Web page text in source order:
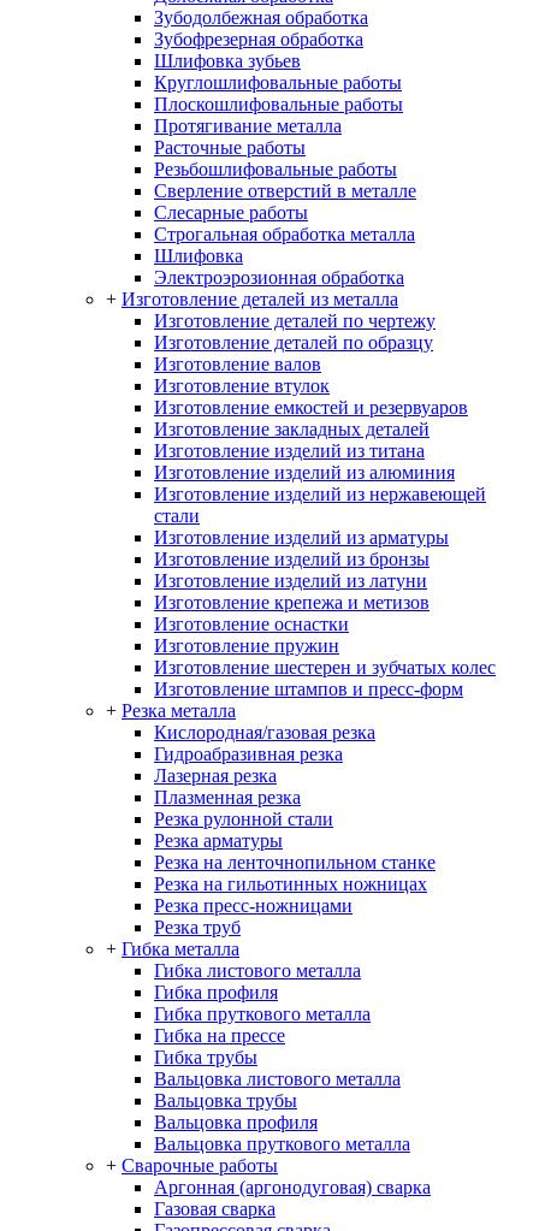
Зубодолбежная обработка
Зубофрезерная обработка
Шлифовка зубьев
Круглошлифовальные работы
Плоскошлифовальные работы
Протягивание металла
Расточные работы
Резьбошлифовальные работы
Сверление отверстий в металле
Слесарные работы
Строгальная обработка металла
Шлифовка
Электроэрозионная обработка
+ Изготовление деталей из металла
Изготовление деталей по чертежу
Изготовление деталей по образцу
Изготовление валов
Изготовление втулок
Изготовление емкостей и резервуаров
Изготовление закладных деталей
Изготовление изделий из титана
Изготовление изделий из алюминия
Изготовление изделий из нержавеющей
стали
Изготовление изделий из арматуры
Изготовление изделий из бронзы
Изготовление изделий из латуни
Изготовление крепежа и метизов
Изготовление оснастки
Изготовление пружин
Изготовление шестерен и зубчатых колес
Изготовление штампов и пресс-форм
+ Резка металла
Кислородная/газовая резка
Гидроабразивная резка
Лазерная резка
Плазменная резка
Резка рулонной стали
Резка арматуры
Резка на ленточнопильном станке
Резка на гильотинных ножницах
Резка пресс-ножницами
Резка труб
+ Гибка металла
Гибка листового металла
Гибка профиля
Гибка пруткового металла
Гибка на прессе
Гибка трубы
Вальцовка листового металла
Вальцовка трубы
Вальцовка профиля
Вальцовка пруткового металла
+ Сварочные работы
Аргонная (аргонодуговая) сварка
Газовая сварка